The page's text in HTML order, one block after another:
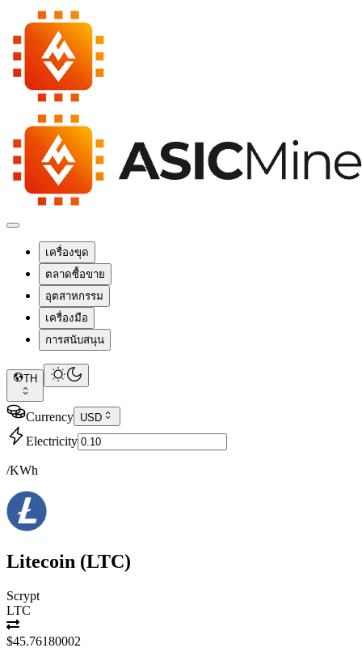
เครื่องขุด
ตลาดซื้อขาย
อุตสาหกรรม
เครื่องมือ
การสนับสนุน
TH
Currency USD
Electricity
/KWh
Litecoin (LTC)
Scrypt
LTC
$45.76180002